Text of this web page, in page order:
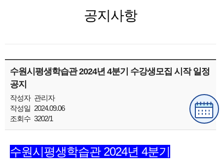
공지사항
수원시평생학습관 2024년 4분기 수강생모집 시작 일정
공지
작성자 관리자
작성일 2024.09.06
조회수 3202/1
수원시평생학습관 2024년 4분기